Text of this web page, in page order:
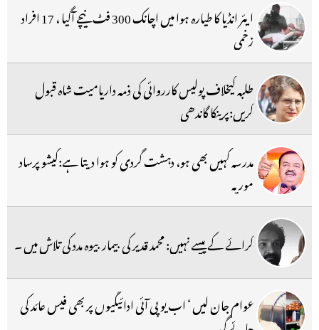
ایئر انڈیا کا طیارہ ہوا میں اچانک 300 فٹ نیچے آگیا ، 17 افراد
زخمی
طلبہ کیخلاف پولیس کارروائی کی ذمہ داریامیت شاہ قبول
کریں:پرینکا گاندھی
مدرسہ کہیں بھی ہو، دہشت گردی کو ہوا دیتا ہے:کیشو پرساد
موریہ
کرائے کے پیسے نہیں: محمد قدیر کی بیمار بیوہ مدد کی تلاش میں ۔
عوام جان لیں ‘ اب یو پی آئی ادائیگیوں پر بھی فیس عائد کی